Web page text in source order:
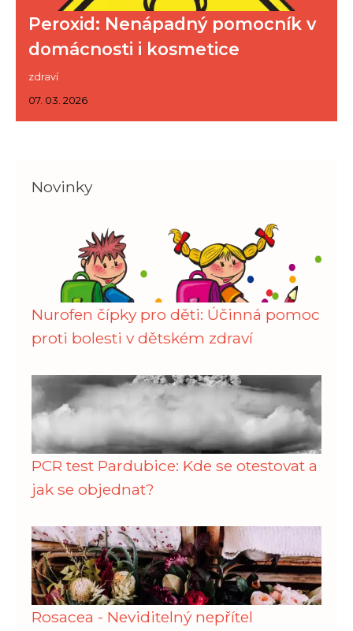
Peroxid: Nenápadný pomocník v
domácnosti i kosmetice
zdraví
07. 03. 2026
Novinky
Nurofen čípky pro děti: Účinná pomoc
proti bolesti v dětském zdraví
PCR test Pardubice: Kde se otestovat a
jak se objednat?
Rosacea - Neviditelný nepřítel